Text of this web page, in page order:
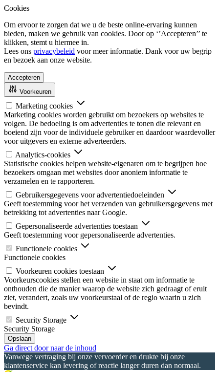
Cookies
Om ervoor te zorgen dat we u de beste online-ervaring kunnen
bieden, maken we gebruik van cookies. Door op ‘’Accepteren’’ te
klikken, stemt u hiermee in.
Lees ons privacybeleid voor meer informatie. Dank voor uw begrip
en bezoek aan onze website.
Accepteren
Voorkeuren
Marketing cookies
Marketing cookies worden gebruikt om bezoekers op websites te
volgen. De bedoeling is om advertenties te tonen die relevant en
boeiend zijn voor de individuele gebruiker en daardoor waardevoller
voor uitgevers en externe adverteerders.
Analytics-cookies
Statistische cookies helpen website-eigenaren om te begrijpen hoe
bezoekers omgaan met websites door anoniem informatie te
verzamelen en te rapporteren.
Gebruikersgegevens voor advertentiedoeleinden
Geeft toestemming voor het verzenden van gebruikersgegevens met
betrekking tot advertenties naar Google.
Gepersonaliseerde advertenties toestaan
Geeft toestemming voor gepersonaliseerde advertenties.
Functionele cookies
Functionele cookies
Voorkeuren cookies toestaan
Voorkeurscookies stellen een website in staat om informatie te
onthouden die de manier waarop de website zich gedraagt of eruit
ziet, verandert, zoals uw voorkeurstaal of de regio waarin u zich
bevindt.
Security Storage
Security Storage
Opslaan
Ga direct door naar de inhoud
Vanwege vertraging bij onze vervoerder en drukte bij onze
klantenservice kan levering of reactie langer duren dan normaal.